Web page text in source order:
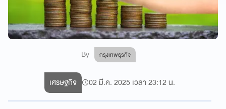
By กรุงเทพธุรกิจ
เศรษฐกิจ 02 มี.ค. 2025 เวลา 23:12 น.